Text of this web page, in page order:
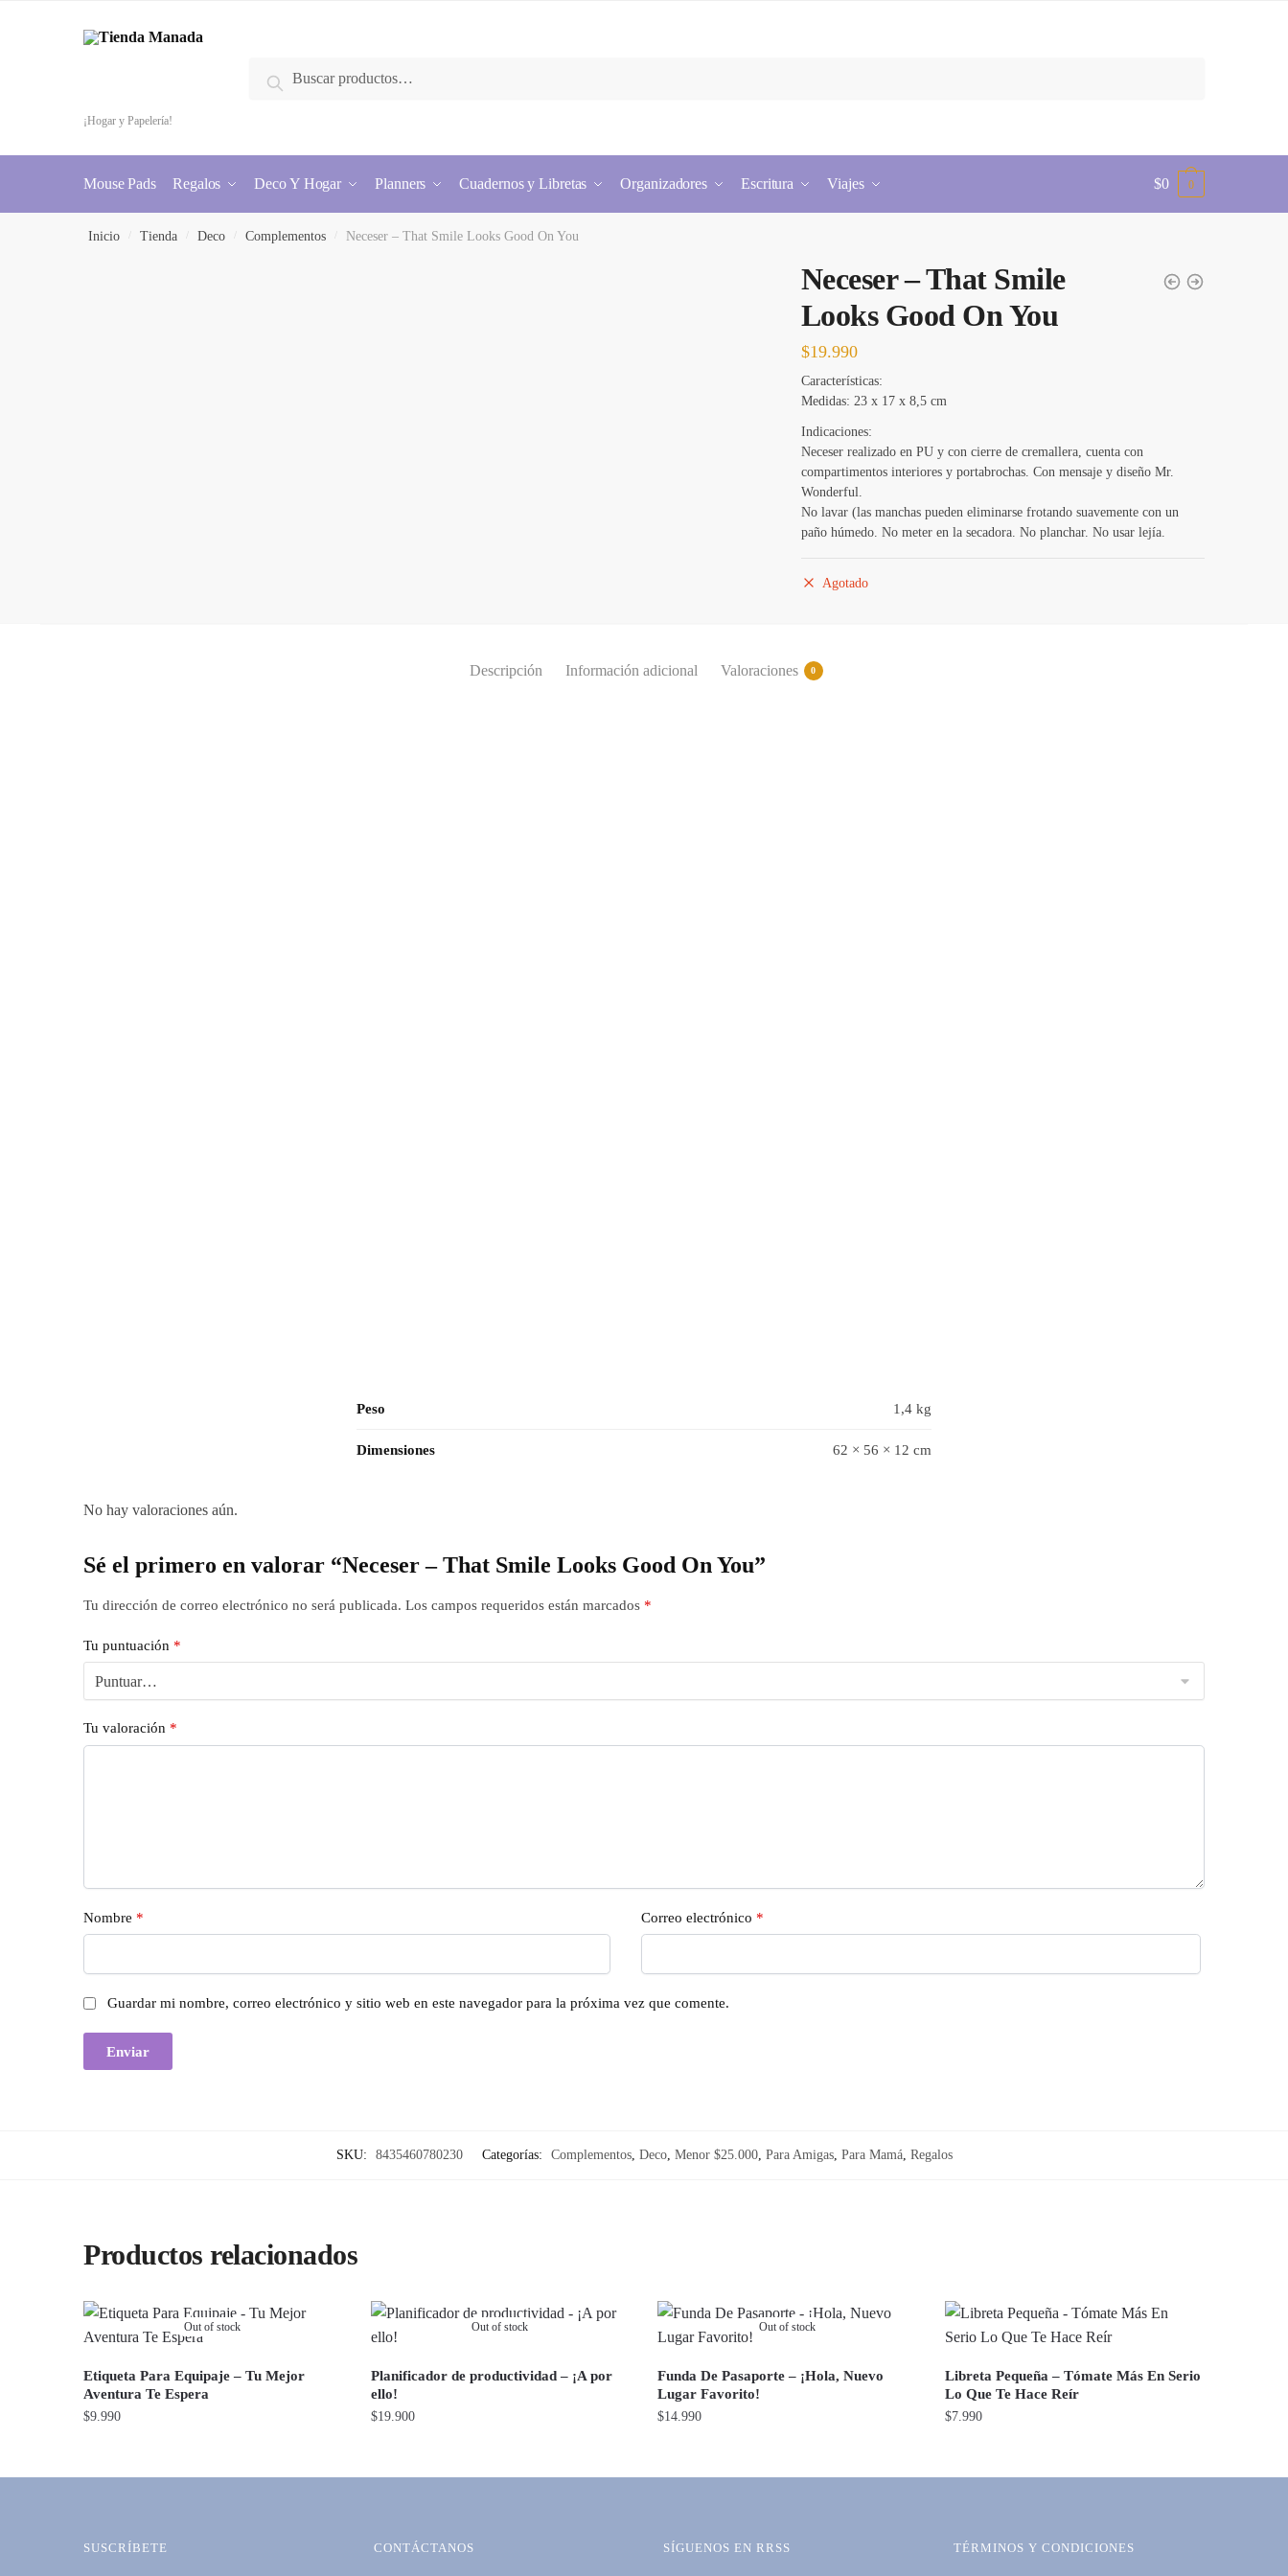
¡Hogar y Papelería!
Buscar
Mouse Pads Regalos Deco Y Hogar Planners Cuadernos y Libretas Organizadores Escritura Viajes $0 0
Inicio Tienda Deco Complementos Neceser – That Smile Looks Good On You
Neceser – That Smile
Looks Good On You
$19.990
Características:
Medidas: 23 x 17 x 8,5 cm
Indicaciones:
Neceser realizado en PU y con cierre de cremallera, cuenta con
compartimentos interiores y portabrochas. Con mensaje y diseño Mr.
Wonderful.
No lavar (las manchas pueden eliminarse frotando suavemente con un
paño húmedo. No meter en la secadora. No planchar. No usar lejía.
Agotado
Descripción Información adicional Valoraciones 0
Peso 1,4 kg
Dimensiones 62 × 56 × 12 cm
No hay valoraciones aún.
Sé el primero en valorar “Neceser – That Smile Looks Good On You”
Tu dirección de correo electrónico no será publicada. Los campos requeridos están marcados *
Tu puntuación *
Tu valoración *
Nombre * Correo electrónico *
Guardar mi nombre, correo electrónico y sitio web en este navegador para la próxima vez que comente.
SKU: 8435460780230 Categorías: Complementos, Deco, Menor $25.000, Para Amigas, Para Mamá, Regalos
Productos relacionados
Out of stock
Etiqueta Para Equipaje – Tu Mejor
Aventura Te Espera
$9.990
Out of stock
Planificador de productividad – ¡A por
ello!
$19.900
Out of stock
Funda De Pasaporte – ¡Hola, Nuevo
Lugar Favorito!
$14.990
Libreta Pequeña – Tómate Más En Serio
Lo Que Te Hace Reír
$7.990
SUSCRÍBETE CONTÁCTANOS SÍGUENOS EN RRSS TÉRMINOS Y CONDICIONES